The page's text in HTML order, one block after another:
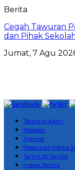
Berita
Cegah Tawuran
dan Pihak
Jumat, 7 Agu
Tentang Kami
Redaksi
Alamat
Pedoman Media
Terms of Service
Indeks Berita